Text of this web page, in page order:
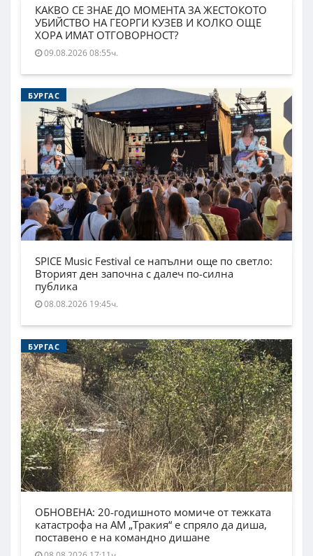
КАКВО СЕ ЗНАЕ ДО МОМЕНТА ЗА ЖЕСТОКОТО
УБИЙСТВО НА ГЕОРГИ КУЗЕВ И КОЛКО ОЩЕ
ХОРА ИМАТ ОТГОВОРНОСТ?
09.08.2026 08:55ч.
БУРГАС
SPICE Music Festival се напълни още по светло:
Вторият ден започна с далеч по-силна
публика
08.08.2026 19:45ч.
БУРГАС
ОБНОВЕНА: 20-годишното момиче от тежката
катастрофа на АМ „Тракия“ е спряло да диша,
поставено е на командно дишане